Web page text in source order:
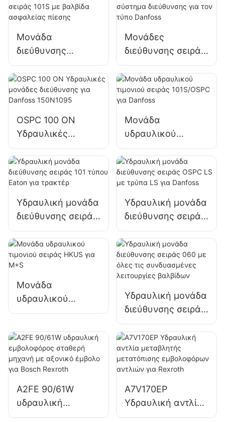
Μονάδα
διεύθυνσης
υδραυλικής
υποβοήθησης
σειράς 101S με
βαλβίδα
ασφαλείας πίεσης
Μονάδες
διεύθυνσης σειράς
101S Υδραυλικό
σύστημα
διεύθυνσης για τον
τύπο Danfoss
OSPC 100 ON
Υδραυλικές
μονάδες
διεύθυνσης για
Danfoss 150N1095
Μονάδα
υδραυλικού
τιμονιού σειράς
101S/OSPC για
Danfoss
Υδραυλική μονάδα
διεύθυνσης σειράς
101 τύπου Eaton
για τρακτέρ
Υδραυλική μονάδα
διεύθυνσης σειράς
OSPC LS με τρύπα
LS για Danfoss
Μονάδα
υδραυλικού
τιμονιού σειράς
Υδραυλική μονάδα
διεύθυνσης σειράς
060 με όλες τις
συνδυασμένες
λειτουργίες
βαλβίδων
A2FE 90/61W
υδραυλική
εμβολοφόρος
A7V170EP
Υδραυλική αντλία
μεταβλητής